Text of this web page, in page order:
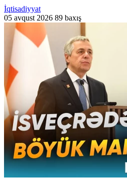
İqtisadiyyat
05 avqust 2026 89 baxış